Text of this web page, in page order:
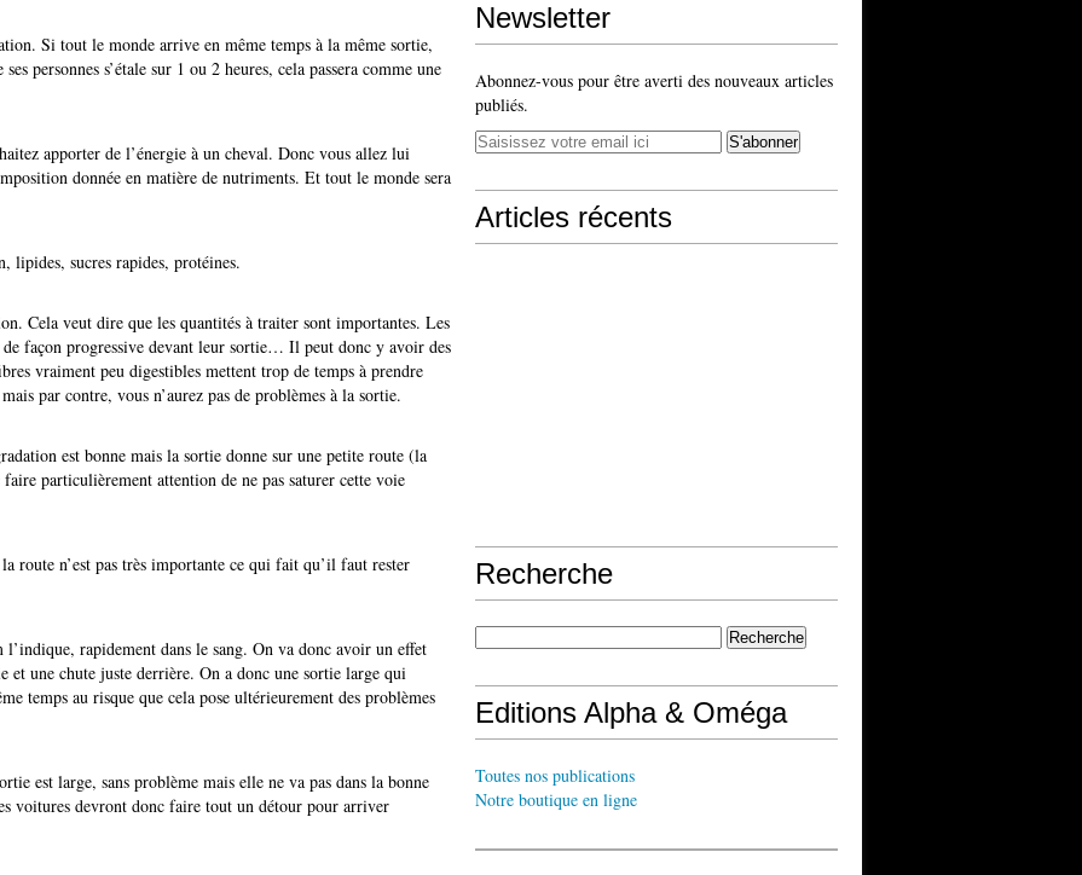
Si tout le monde arrive en même temps à la même sortie,
personnes s’étale sur 1 ou 2 heures, cela passera comme une
apporter de l’énergie à un cheval. Donc vous allez lui
donnée en matière de nutriments. Et tout le monde sera
lipides, sucres rapides, protéines.
Cela veut dire que les quantités à traiter sont importantes. Les
façon progressive devant leur sortie… Il peut donc y avoir des
vraiment peu digestibles mettent trop de temps à prendre
par contre, vous n’aurez pas de problèmes à la sortie.
est bonne mais la sortie donne sur une petite route (la
particulièrement attention de ne pas saturer cette voie
route n’est pas très importante ce qui fait qu’il faut rester
l’indique, rapidement dans le sang. On va donc avoir un effet
et une chute juste derrière. On a donc une sortie large qui
temps au risque que cela pose ultérieurement des problèmes
est large, sans problème mais elle ne va pas dans la bonne
voitures devront donc faire tout un détour pour arriver
Newsletter
Abonnez-vous pour être averti des nouveaux articles
publiés.
Articles récents
Recherche
Editions Alpha & Oméga
Toutes nos publications
Notre boutique en ligne